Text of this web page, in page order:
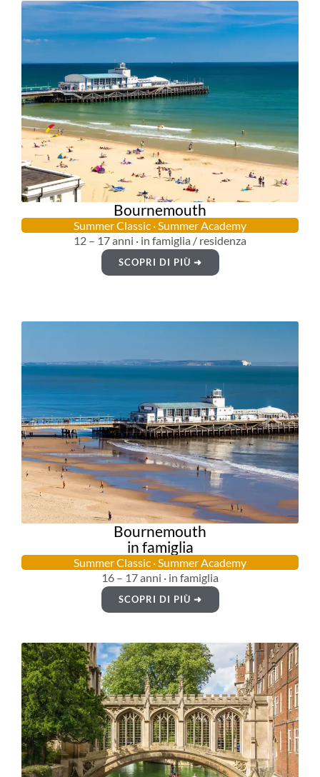
Bournemouth
Summer Classic · Summer Academy
12 – 17 anni · in famiglia / residenza
SCOPRI DI PIÙ ➜
Bournemouth
in famiglia
Summer Classic · Summer Academy
16 – 17 anni · in famiglia
SCOPRI DI PIÙ ➜